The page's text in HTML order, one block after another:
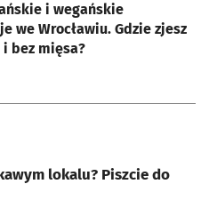
i wegańskie
we Wrocławiu. Gdzie zjesz
bez mięsa?
lokalu? Piszcie do